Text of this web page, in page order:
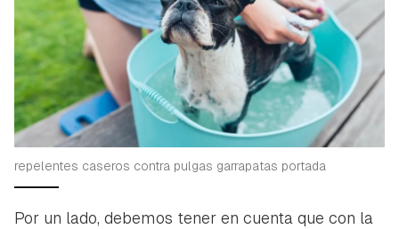
repelentes caseros contra pulgas garrapatas portada
Por un lado, debemos tener en cuenta que con la